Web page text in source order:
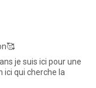
je suis ici pour une
ici qui cherche la